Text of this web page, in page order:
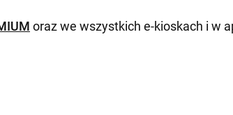
oraz we wszystkich e-kioskach i w